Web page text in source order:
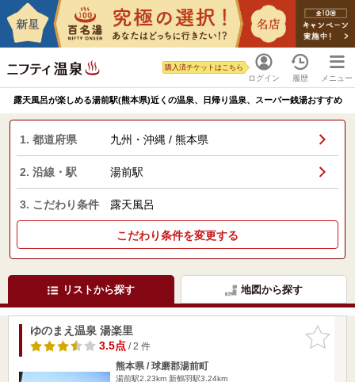
ログイン
購入済チケットはこちら
履歴 メニュー
露天風呂が楽しめる湯前駅(熊本県)近くの温泉、日帰り温泉、スーパー銭湯おすすめ
1. 都道府県 九州・沖縄 / 熊本県
2. 沿線・駅 湯前駅
3. こだわり条件 露天風呂
こだわり条件を変更する
リストから探す 地図から探す
お気に入
りに追加
ゆのまえ温泉 湯楽里
3.5点/ 2 件
熊本県 / 球磨郡湯前町
湯前駅2.23km 新鶴羽駅3.24km